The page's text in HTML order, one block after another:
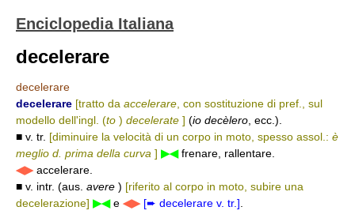
Enciclopedia Italiana
decelerare
decelerare
decelerare [tratto da accelerare , con sostituzione di pref., sul
modello dell'ingl. (to ) decelerate ] (io decèlero , ecc.).
■ v. tr. [diminuire la velocità di un corpo in moto, spesso assol.: è
meglio d. prima della curva ] ▶◀frenare, rallentare.
◀▶accelerare.
■ v. intr. (aus. avere ) [riferito al corpo in moto, subire una
decelerazione] ▶◀e ◀▶ [➨ decelerare v. tr.]